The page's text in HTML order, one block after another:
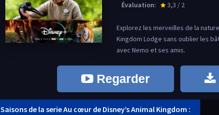
Évaluation:
star_rate
3,3 / 2
Explorez les merveilles de la
Kingdom Lodge sans oublier les
avec Nemo et ses amis.
Regarder
Saisons de la serie Au cœur de Disney’s Animal Kingdom :